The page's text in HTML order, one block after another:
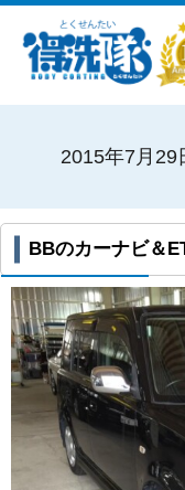
2015年7月29
BBのカーナビ＆